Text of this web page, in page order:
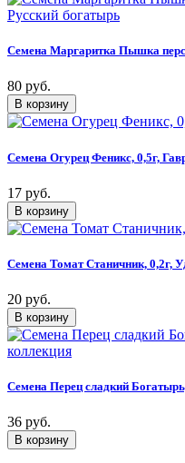
Семена Маргаритка Пышка
80 руб.
Семена Огурец Феникс, 0,5г,
17 руб.
Семена Томат Станичник, 0,2г,
20 руб.
Семена Перец сладкий
36 руб.